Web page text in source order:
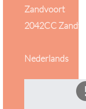
Zandvoort
2042CC
Nederlands